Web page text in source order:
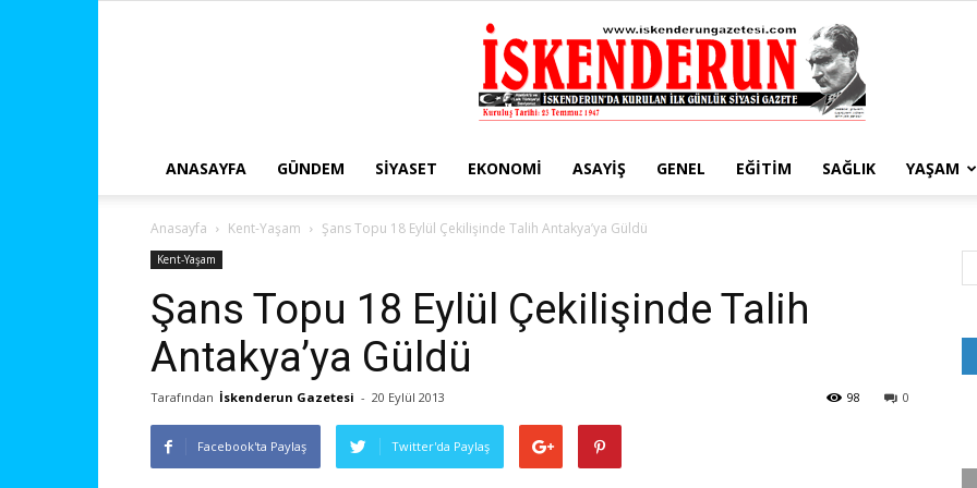
ANASAYFA GÜNDEM SIYASET EKONOMI ASAYIŞ GENEL EĞITIM SAĞLIK YAŞAM
Anasayfa Kent-Yaşam Şans Topu 18 Eylül Çekilişinde Talih Antakya’ya Güldü
Kent-Yaşam
Şans Topu 18 Eylül Çekilişinde Talih
Antakya’ya Güldü
Tarafından İskenderun Gazetesi - 20 Eylül 2013 0
98
Facebook'ta Paylaş Twitter'da Paylaş